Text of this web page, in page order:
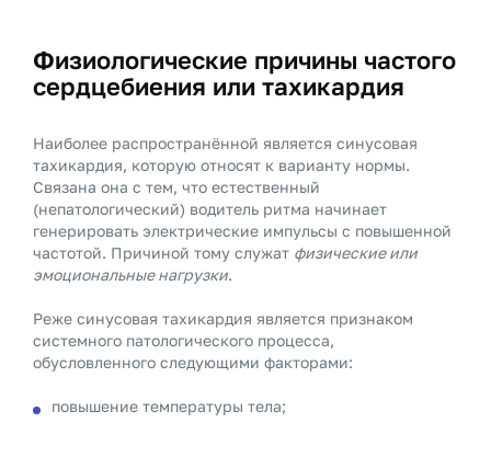
Физиологические причины частого
сердцебиения или тахикардия
Наиболее распространённой является синусовая
тахикардия, которую относят к варианту нормы.
Связана она с тем, что естественный
(непатологический) водитель ритма начинает
генерировать электрические импульсы с повышенной
частотой. Причиной тому служат физические или
эмоциональные нагрузки.
Реже синусовая тахикардия является признаком
системного патологического процесса,
обусловленного следующими факторами:
повышение температуры тела;